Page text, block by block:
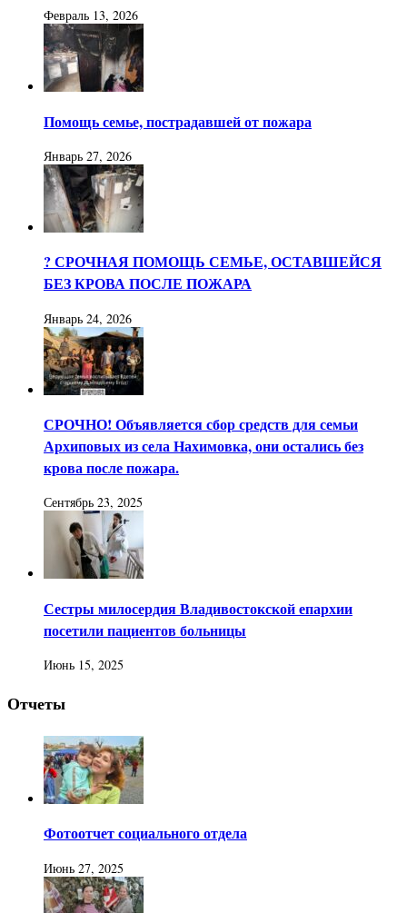
Февраль 13, 2026
Помощь семье, пострадавшей от пожара
Январь 27, 2026
? СРОЧНАЯ ПОМОЩЬ СЕМЬЕ, ОСТАВШЕЙСЯ
БЕЗ КРОВА ПОСЛЕ ПОЖАРА
Январь 24, 2026
СРОЧНО! Объявляется сбор средств для семьи
Архиповых из села Нахимовка, они остались без
крова после пожара.
Сентябрь 23, 2025
Сестры милосердия Владивостокской епархии
посетили пациентов больницы
Июнь 15, 2025
Отчеты
Фотоотчет социального отдела
Июнь 27, 2025